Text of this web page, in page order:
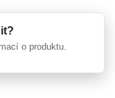
o produktu.